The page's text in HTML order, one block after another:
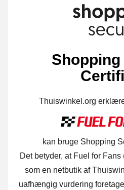
Thuiswinkel.org
kan bruge Shopping
Det betyder, at Fuel for
som en netbutik af
uafhængig vurdering